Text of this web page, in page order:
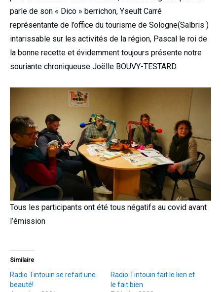
parle de son « Dico » berrichon, Yseult Carré
représentante de l’office du tourisme de Sologne(Salbris )
intarissable sur les activités de la région, Pascal le roi de
la bonne recette et évidemment toujours présente notre
souriante chroniqueuse Joëlle BOUVY-TESTARD.
Tous les participants ont été tous négatifs au covid avant
l’émission
Similaire
Radio Tintouin se refait une
beauté!
Radio Tintouin fait le lien et
le fait bien